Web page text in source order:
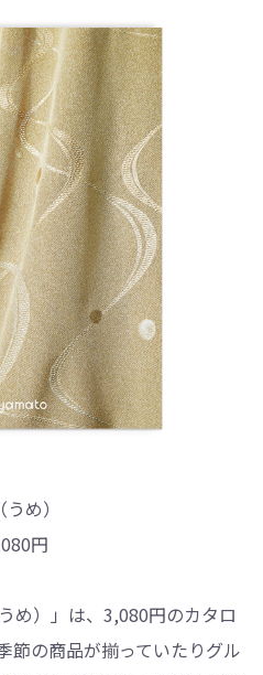
め）
円
め）」は、3,080円のカタロ
節の商品が揃っていたりグル